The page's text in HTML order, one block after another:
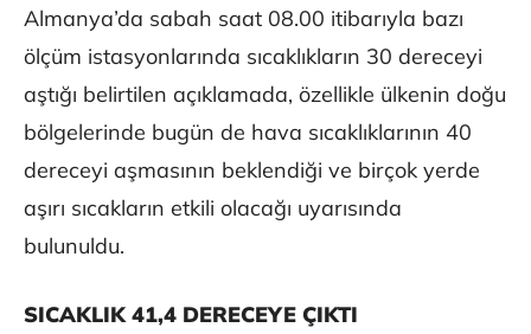
Almanya’da sabah saat 08.00 itibarıyla bazı
ölçüm istasyonlarında sıcaklıkların 30 dereceyi
aştığı belirtilen açıklamada, özellikle ülkenin doğu
bölgelerinde bugün de hava sıcaklıklarının 40
dereceyi aşmasının beklendiği ve birçok yerde
aşırı sıcakların etkili olacağı uyarısında
bulunuldu.
SICAKLIK 41,4 DERECEYE ÇIKTI